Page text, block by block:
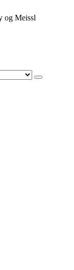
og Meissl